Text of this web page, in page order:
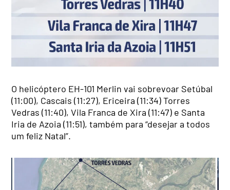
O helicóptero EH-101 Merlin vai sobrevoar Setúbal
(11:00), Cascais (11:27), Ericeira (11:34) Torres
Vedras (11:40), Vila Franca de Xira (11:47) e Santa
Iria de Azoia (11:51), também para “desejar a todos
um feliz Natal”.